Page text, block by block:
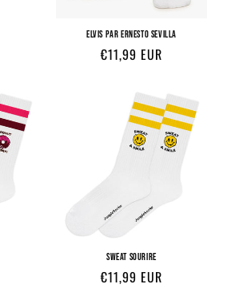
ELVIS PAR ERNESTO SEVILLA
Prix
€11,99 EUR
SWEAT SOURIRE
Prix
€11,99 EUR